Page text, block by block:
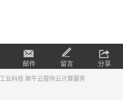
邮件 留言 分享
业科技 犀牛云提供云计算服务